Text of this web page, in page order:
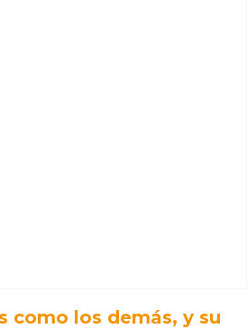
como los demás, y su